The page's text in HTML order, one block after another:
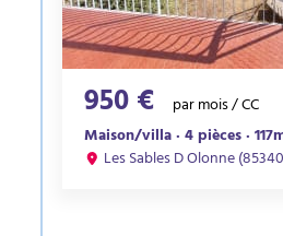
950 €
par mois / CC
Maison/villa · 4 pièces ·
Les Sables D Olonne